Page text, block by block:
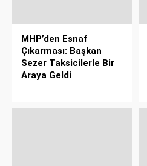
MHP’den Esnaf
Çıkarması: Başkan
Sezer Taksicilerle Bir
Araya Geldi